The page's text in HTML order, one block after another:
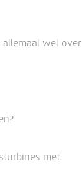
allemaal wel over
met